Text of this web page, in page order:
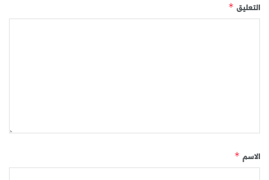
التعليق *
الاسم *